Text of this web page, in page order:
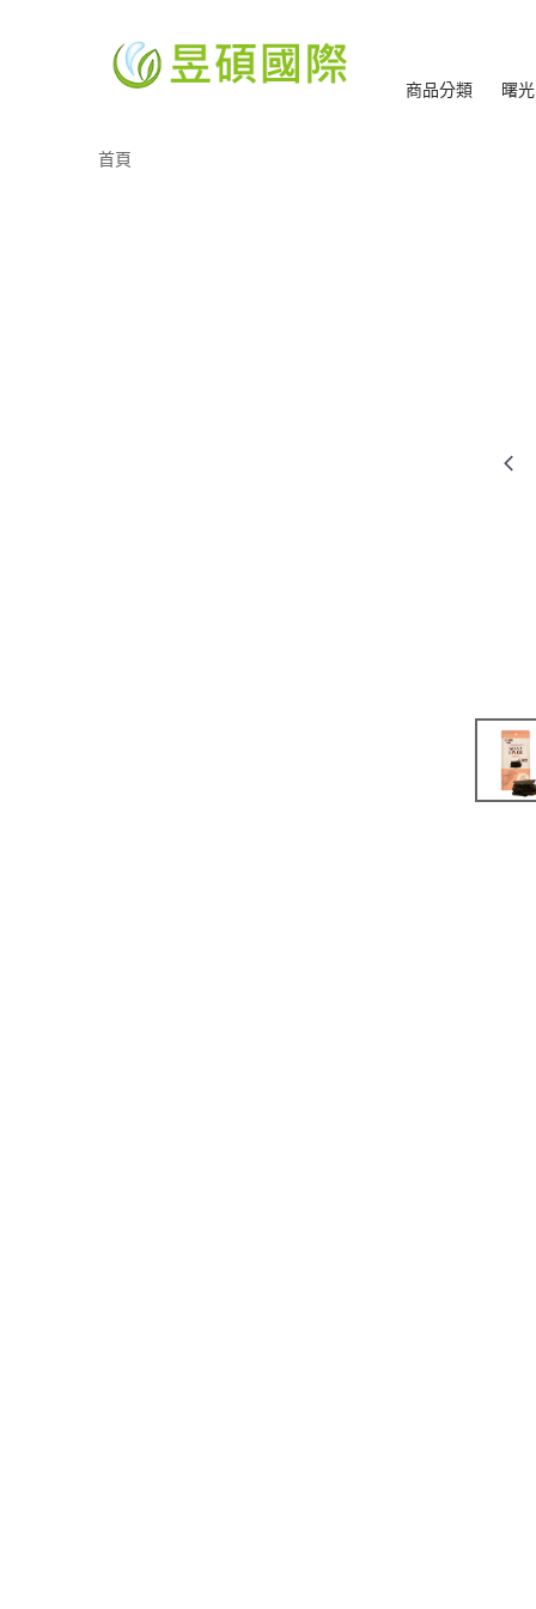
商品分類 曙光
首頁